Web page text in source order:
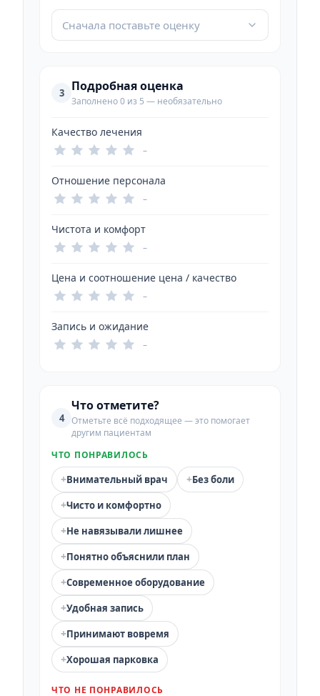
Сначала поставьте оценку
3 Подробная оценка
Заполнено 0 из 5 — необязательно
Качество лечения
–
Отношение персонала
–
Чистота и комфорт
–
Цена и соотношение цена / качество
–
Запись и ожидание
–
4
Что отметите?
Отметьте всё подходящее — это помогает
другим пациентам
ЧТО ПОНРАВИЛОСЬ
+Внимательный врач +Без боли
+Чисто и комфортно
+Не навязывали лишнее
+Понятно объяснили план
+Современное оборудование
+Удобная запись
+Принимают вовремя
+Хорошая парковка
ЧТО НЕ ПОНРАВИЛОСЬ